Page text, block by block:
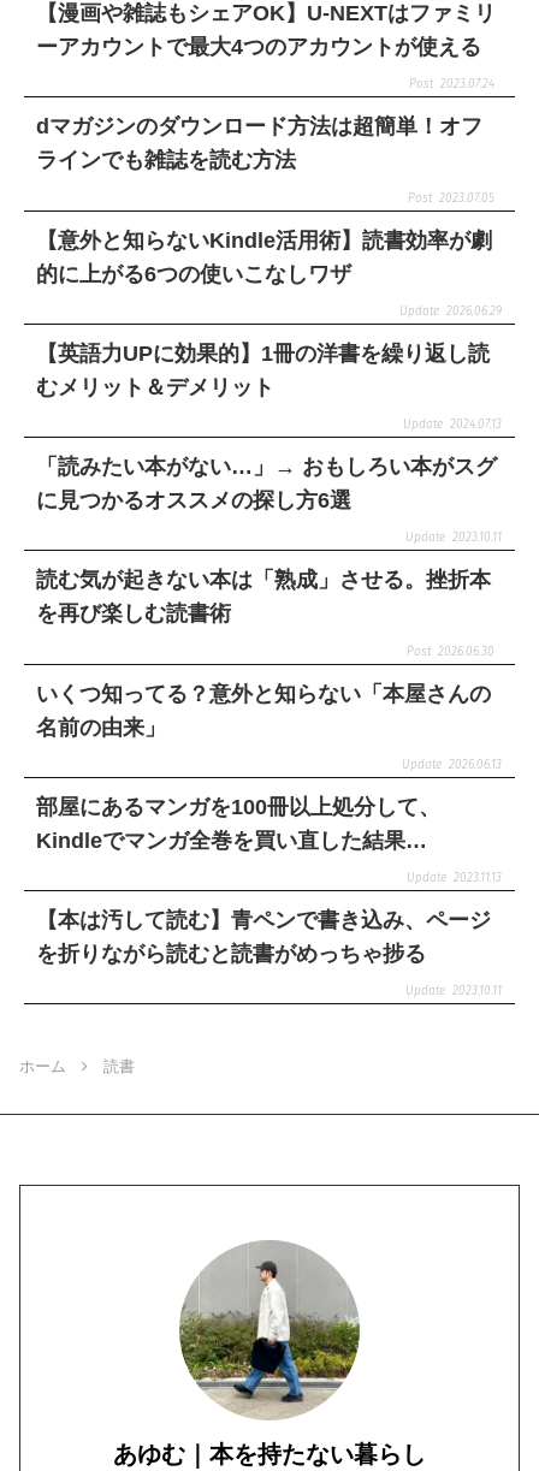
【漫画や雑誌もシェアOK】U-NEXTはファミリ
ーアカウントで最大4つのアカウントが使える
2023.07.24
dマガジンのダウンロード方法は超簡単！オフ
ラインでも雑誌を読む方法
2023.07.05
【意外と知らないKindle活用術】読書効率が劇
的に上がる6つの使いこなしワザ
2026.06.29
【英語力UPに効果的】1冊の洋書を繰り返し読
むメリット＆デメリット
2024.07.13
「読みたい本がない…」→ おもしろい本がスグ
に見つかるオススメの探し方6選
2023.10.11
読む気が起きない本は「熟成」させる。挫折本
を再び楽しむ読書術
2026.06.30
いくつ知ってる？意外と知らない「本屋さんの
名前の由来」
2026.06.13
部屋にあるマンガを100冊以上処分して、
Kindleでマンガ全巻を買い直した結果…
2023.11.13
【本は汚して読む】青ペンで書き込み、ページ
を折りながら読むと読書がめっちゃ捗る
2023.10.11
ホーム 読書
あゆむ｜本を持たない暮らし